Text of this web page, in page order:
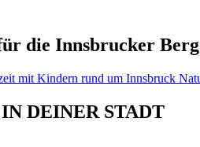
die Innsbrucker
DEINER STADT